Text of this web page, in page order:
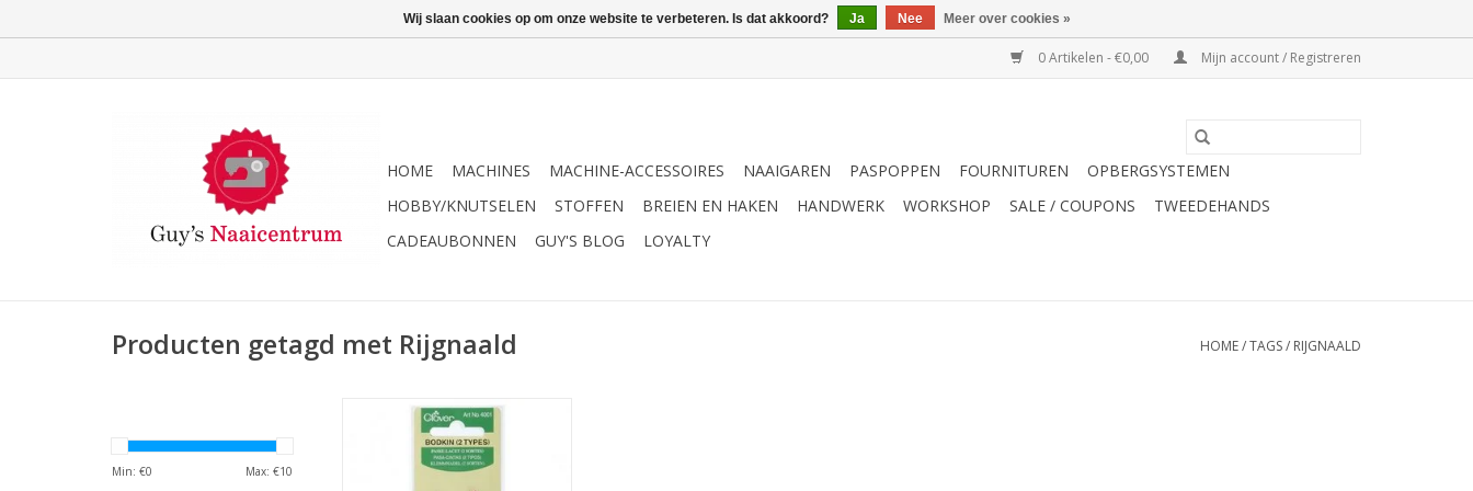
0 Artikelen - €0,00 Mijn account / Registreren
HOME MACHINES MACHINE-ACCESSOIRES NAAIGAREN PASPOPPEN FOURNITUREN
OPBERGSYSTEMEN
HOBBY/KNUTSELEN
STOFFEN BREIEN EN HAKEN HANDWERK WORKSHOP SALE / COUPONS
TWEEDEHANDS
CADEAUBONNEN
GUY'S BLOG LOYALTY
Producten getagd met Rijgnaald HOME/TAGS/ RIJGNAALD
Min: €0 Max: €10
Clover rijgnaald 2st.
TOEVOEGEN AAN WINKELWAGEN
Wij slaan cookies op om onze website te verbeteren. Is dat akkoord? Ja Nee Meer over cookies »